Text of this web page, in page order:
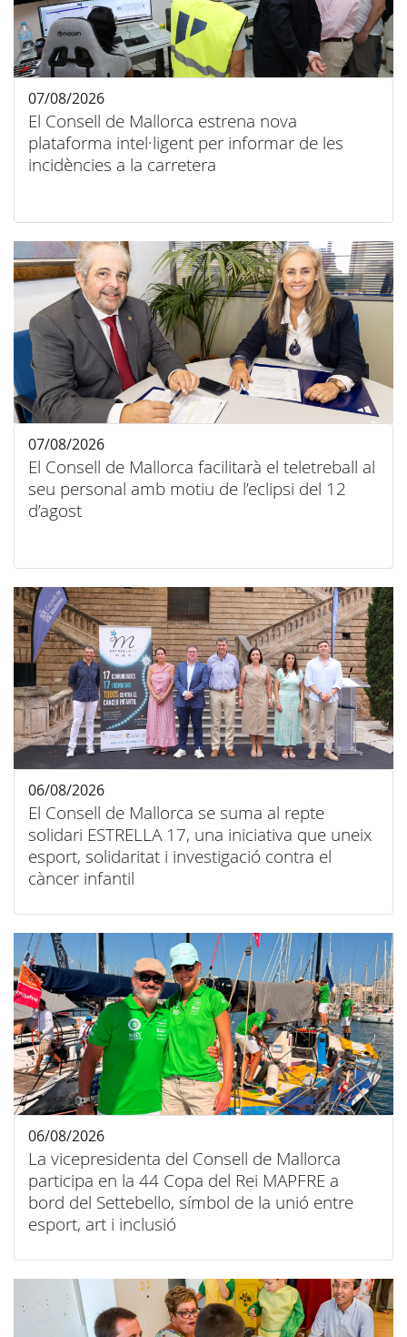
El Consell de Mallorca estrena nova
plataforma intel·ligent per informar de les
incidències a la carretera
07/08/2026
El Consell de Mallorca facilitarà el teletreball al
seu personal amb motiu de l’eclipsi del 12
d’agost
07/08/2026
El Consell de Mallorca se suma al repte
solidari ESTRELLA 17, una iniciativa que uneix
esport, solidaritat i investigació contra el
càncer infantil
06/08/2026
La vicepresidenta del Consell de Mallorca
participa en la 44 Copa del Rei MAPFRE a
bord del Settebello, símbol de la unió entre
esport, art i inclusió
06/08/2026